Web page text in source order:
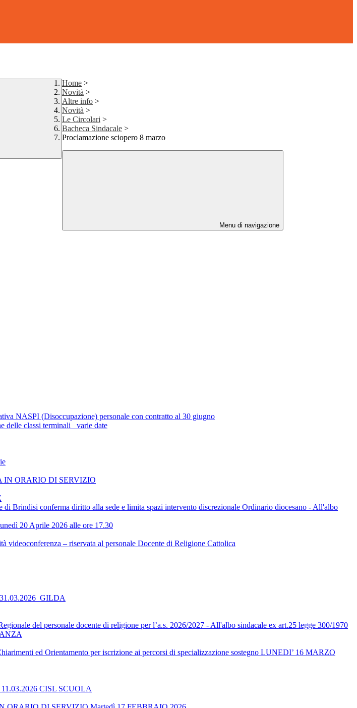
Home >
Novità >
Altre info >
Novità >
Le Circolari >
Bacheca Sindacale >
Proclamazione sciopero 8 marzo
Menu di navigazione
NASPI (Disoccupazione) personale con contratto al 30 giugno
delle classi terminali_ varie date
IN ORARIO DI SERVIZIO
Brindisi conferma diritto alla sede e limita spazi intervento discrezionale Ordinario diocesano - All'albo
20 Aprile 2026 alle ore 17.30
videoconferenza – riservata al personale Docente di Religione Cattolica
del personale docente di religione per l’a.s. 2026/2027 - All'albo sindacale ex art.25 legge 300/1970
ed Orientamento per iscrizione ai percorsi di specializzazione sostegno LUNEDI’ 16 MARZO
CISL SCUOLA